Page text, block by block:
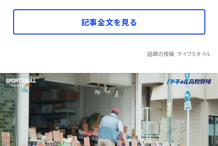
記事全文を見る
話題の投稿 ライフスタイル